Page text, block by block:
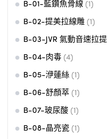
B-01-藍鑽魚骨線 (1)
B-02-提美拉線雕 (1)
B-03-JVR 氣動音速拉提
B-04-肉毒 (4)
B-05-洢蓮絲 (1)
B-06-舒顏萃 (1)
B-07-玻尿酸 (1)
B-08-晶亮瓷 (1)